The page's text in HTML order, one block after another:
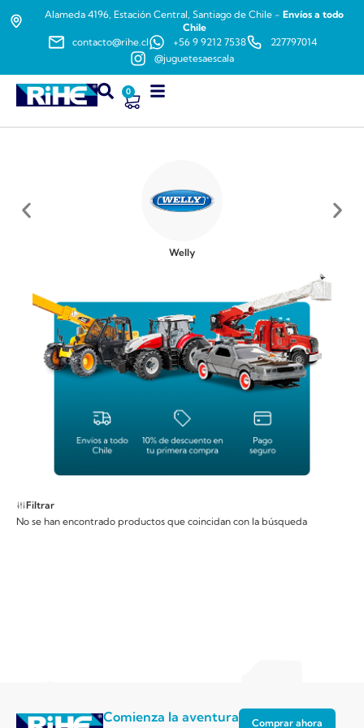
Alameda 4196, Estación Central, Santiago de Chile - Envíos a todo
Chile
contacto@rihe.cl
+56 9 9212 7538
227797014
@juguetesaescala
0
Welly
Filtrar
No se han encontrado productos que coincidan con la búsqueda
Comienza la aventura Comprar ahora